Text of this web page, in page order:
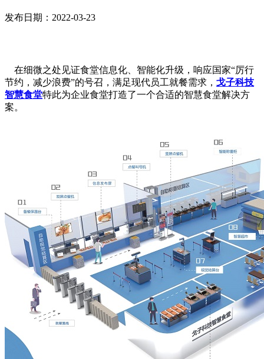
发布日期：2022-03-23
在细微之处见证食堂信息化、智能化升级，响应国家“厉行
节约，减少浪费”的号召，满足现代员工就餐需求， 戈子科技
智慧食堂特此为企业食堂打造了一个合适的智慧食堂解决方
案。